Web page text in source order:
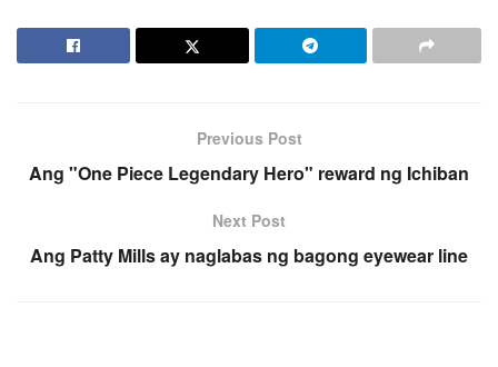
Previous Post
Ang "One Piece Legendary Hero" reward ng Ichiban
Next Post
Ang Patty Mills ay naglabas ng bagong eyewear line